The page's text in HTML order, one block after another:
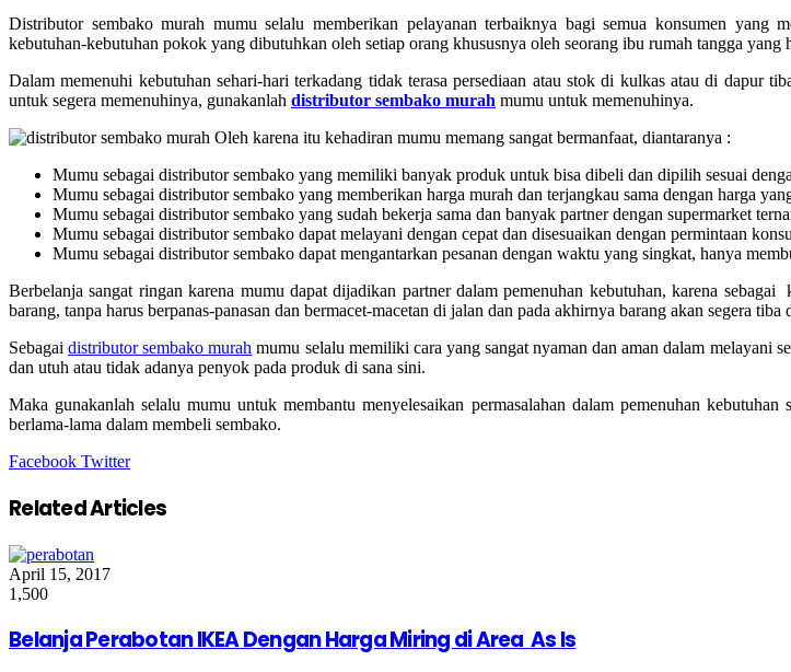
Distributor sembako murah mumu selalu memberikan pelayanan terbaiknya bagi semua konsumen yang
kebutuhan-kebutuhan pokok yang dibutuhkan oleh setiap orang khususnya oleh seorang ibu rumah tangga
Dalam memenuhi kebutuhan sehari-hari terkadang tidak terasa persediaan atau stok di kulkas atau di
untuk segera memenuhinya, gunakanlah distributor sembako murah mumu untuk memenuhinya.
Oleh karena itu kehadiran mumu memang sangat bermanfaat, diantaranya :
Mumu sebagai distributor sembako yang memiliki banyak produk untuk bisa dibeli dan dipilih sesuai
Mumu sebagai distributor sembako yang memberikan harga murah dan terjangkau sama dengan harga
Mumu sebagai distributor sembako yang sudah bekerja sama dan banyak partner dengan supermarket
Mumu sebagai distributor sembako dapat melayani dengan cepat dan disesuaikan dengan permintaan
Mumu sebagai distributor sembako dapat mengantarkan pesanan dengan waktu yang singkat, hanya
Berbelanja sangat ringan karena mumu dapat dijadikan partner dalam pemenuhan kebutuhan, karena
barang, tanpa harus berpanas-panasan dan bermacet-macetan di jalan dan pada akhirnya barang akan segera tiba
Sebagaidistributor sembako murah mumu selalu memiliki cara yang sangat nyaman dan aman dalam melayani
dan utuh atau tidak adanya penyok pada produk di sana sini.
Maka gunakanlah selalu mumu untuk membantu menyelesaikan permasalahan dalam pemenuhan
berlama-lama dalam membeli sembako.
Facebook TwitterGoogle+
LinkedIn
StumbleUpon
Tumblr
Pinterest
Reddit
VKontakte
Share
Email
Print
Related Articles
April 15, 2017
1,500
Belanja Perabotan IKEA Dengan Harga Miring di Area As Is